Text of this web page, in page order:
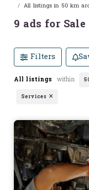
All listings in 50 km
9 ads for Sale
Filters
All listings within
Services